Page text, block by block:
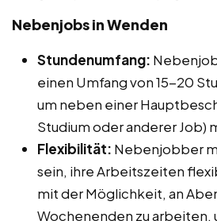
Nebenjobs in Wenden
Stundenumfang:
einen Umfang von 15-20
um neben einer
Studium oder anderer Job)
Flexibilität: Nebenjobber
sein, ihre Arbeitszeiten
mit der Möglichkeit, an
Wochenenden zu arbeiten,